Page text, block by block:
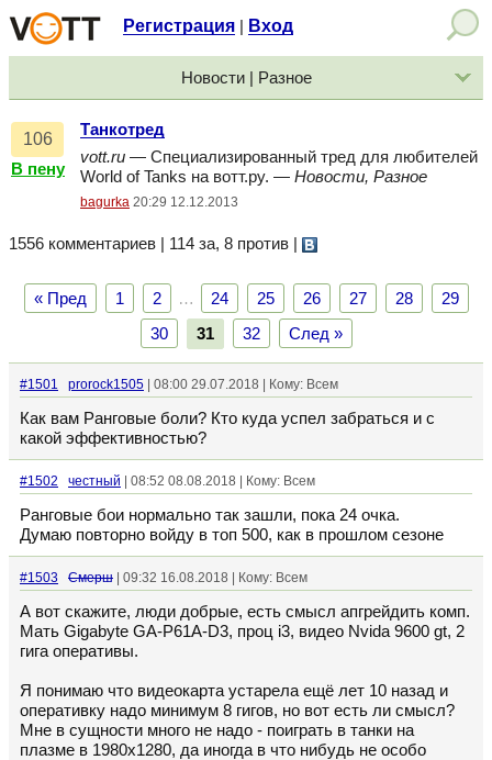
Регистрация Вход
Новости | Разное
106
В пену
Танкотред
vott.ru — Специализированный тред для любителей
World of Tanks на вотт.ру. — Новости, Разное
bagurka 20:29 12.12.2013
1556 комментариев | 114 за, 8 против
« Пред 1 2 … 24 25 26 27 28
29
30
31 32 След »
#1501 prorock1505 | 08:00 29.07.2018 | Кому: Всем
Как вам Ранговые боли? Кто куда успел забраться и с
какой эффективностью?
#1502 честный | 08:52 08.08.2018 | Кому: Всем
Ранговые бои нормально так зашли, пока 24 очка.
Думаю повторно войду в топ 500, как в прошлом сезоне
#1503 Смерш | 09:32 16.08.2018 | Кому: Всем
А вот скажите, люди добрые, есть смысл апгрейдить комп.
Мать Gigabyte GA-P61A-D3, проц i3, видео Nvida 9600 gt, 2
гига оперативы.
Я понимаю что видеокарта устарела ещё лет 10 назад и
оперативку надо минимум 8 гигов, но вот есть ли смысл?
Мне в сущности много не надо - поиграть в танки на
плазме в 1980x1280, да иногда в что нибудь не особо